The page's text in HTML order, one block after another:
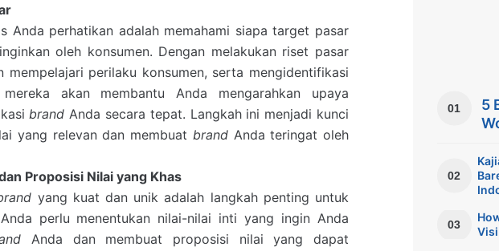
Anda perhatikan adalah memahami siapa target pasar
oleh konsumen. Dengan melakukan riset pasar
mempelajari perilaku konsumen, serta mengidentifikasi
akan membantu Anda mengarahkan upaya
brandAnda secara tepat. Langkah ini menjadi kunci
yang relevan dan membuat brand Anda teringat oleh
Proposisi Nilai yang Khas
yang kuat dan unik adalah langkah penting untuk
perlu menentukan nilai-nilai inti yang ingin Anda
Anda dan membuat proposisi nilai yang dapat
01
5
02
03